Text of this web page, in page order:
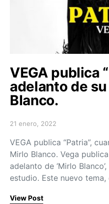
VEGA publica
adelanto de
Blanco.
Posted on
21 enero, 2022
VEGA publica “Patria”,
Mirlo Blanco. Vega
adelanto de ‘Mirlo
estudio. Este nuevo tema,
View Post